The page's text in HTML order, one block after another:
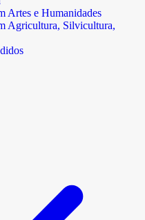
Artes e Humanidades
Agricultura, Silvicultura,